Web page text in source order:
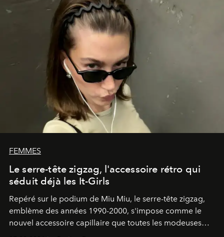
FEMMES
Le serre-tête zigzag, l'accessoire rétro qui
séduit déjà les It-Girls
Repéré sur le podium de Miu Miu, le serre-tête zigzag,
emblème des années 1990-2000, s'impose comme le
nouvel accessoire capillaire que toutes les modeuses